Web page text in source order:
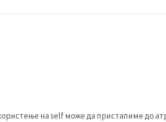
на self може да пристапиме до